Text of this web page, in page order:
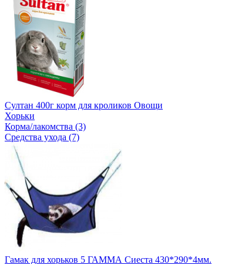
Султан 400г корм для кроликов Овощи
Хорьки
Корма/лакомства (3)
Средства ухода (7)
Гамак для хорьков 5 ГАММА Сиеста 430*290*4мм.